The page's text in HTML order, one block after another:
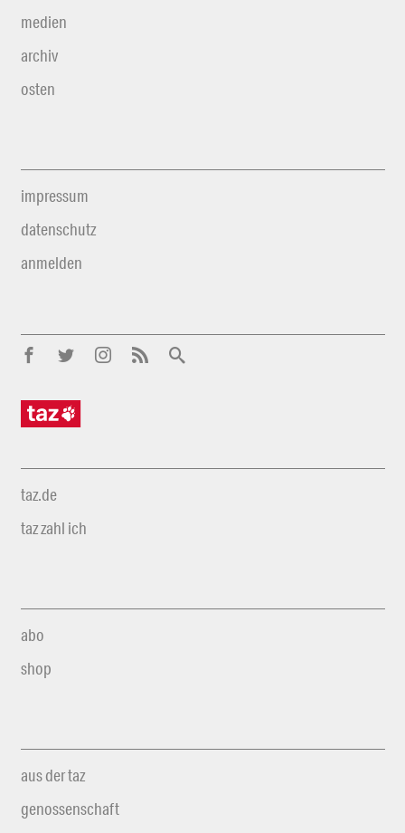
medien
archiv
osten
impressum
datenschutz
anmelden
taz.de
taz zahl ich
abo
shop
aus der taz
genossenschaft